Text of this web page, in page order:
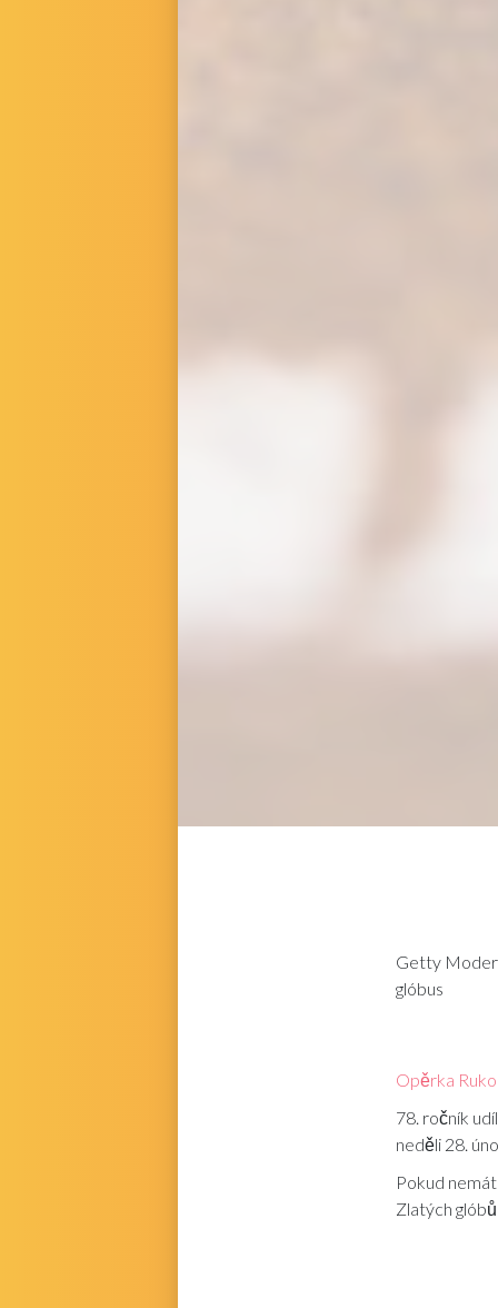
Getty
glóbus
Opěrka
78. ročník
neděli 28.
Pokud
Zlatých